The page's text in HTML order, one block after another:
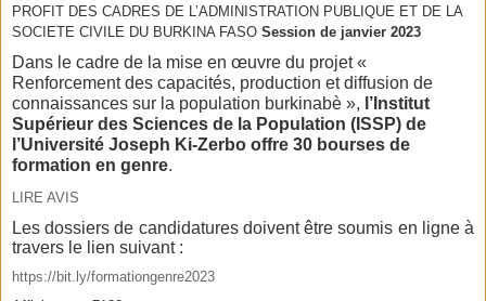
PROFIT DES CADRES DE L’ADMINISTRATION PUBLIQUE ET DE LA
SOCIETE CIVILE DU BURKINA FASO Session de janvier 2023
Dans le cadre de la mise en œuvre du projet «
Renforcement des capacités, production et diffusion de
connaissances sur la population burkinabè », l’Institut
Supérieur des Sciences de la Population (ISSP) de
l’Université Joseph Ki-Zerbo offre 30 bourses de
formation en genre.
LIRE AVIS
Les dossiers de candidatures doivent être soumis en ligne à
travers le lien suivant :
https://bit.ly/formationgenre2023